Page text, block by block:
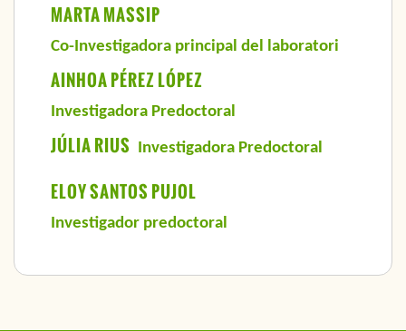
MARTA MASSIP
Co-Investigadora principal del laboratori
AINHOA PÉREZ LÓPEZ
Investigadora Predoctoral
JÚLIA RIUS Investigadora Predoctoral
ELOY SANTOS PUJOL
Investigador predoctoral